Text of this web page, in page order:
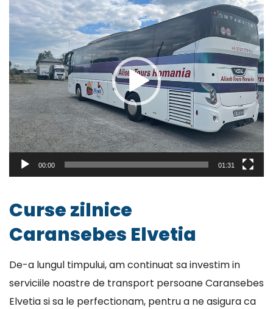
video
00:00 01:31
Curse zilnice
Caransebes Elvetia
De-a lungul timpului, am continuat sa investim in
serviciile noastre de transport persoane Caransebes
Elvetia si sa le perfectionam, pentru a ne asigura ca